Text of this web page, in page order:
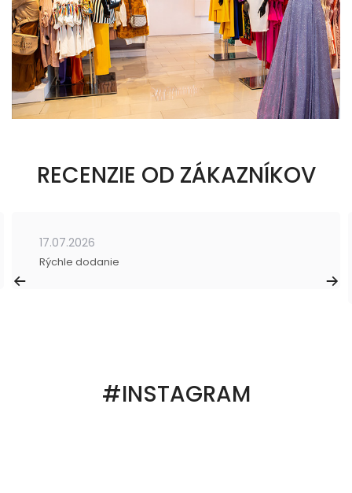
RECENZIE OD ZÁKAZNÍKOV
17.07.2026
Rýchle dodanie
#INSTAGRAM